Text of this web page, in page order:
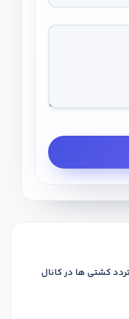
از تردد کشتی ها در کانال